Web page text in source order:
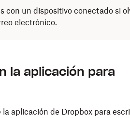
con un dispositivo conectado si
electrónico.
la aplicación para
aplicación de Dropbox para